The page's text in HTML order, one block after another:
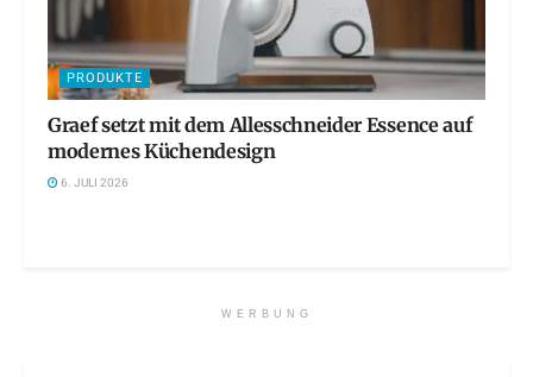
PRODUKTE
Graef setzt mit dem Allesschneider Essence auf
modernes Küchendesign
6. JULI 2026
WERBUNG